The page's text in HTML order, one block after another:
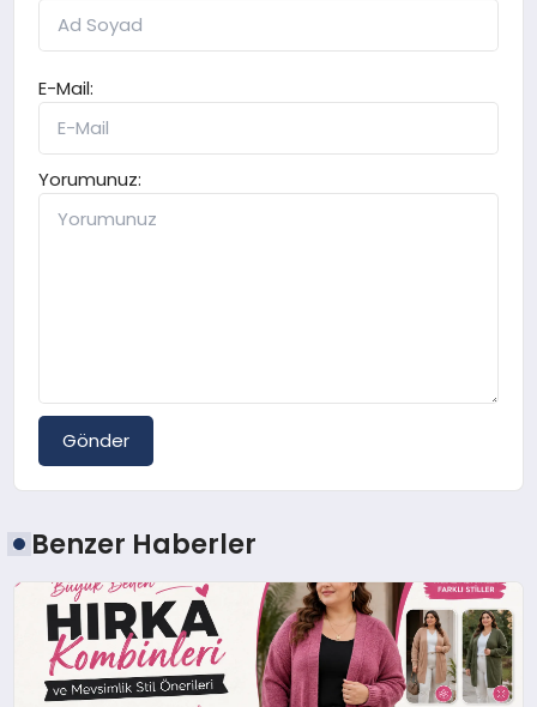
E-Mail:
Yorumunuz:
Gönder
Benzer Haberler